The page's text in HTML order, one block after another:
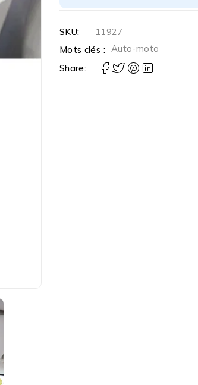
SKU:
11927
Mots clés : Auto-moto
Share: